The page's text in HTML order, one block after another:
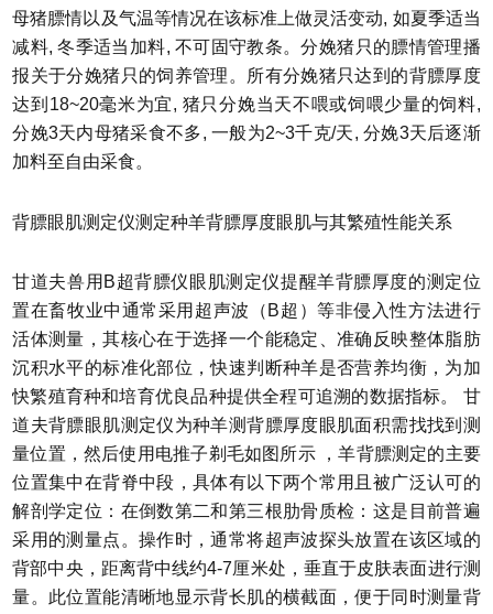
母猪膘情以及气温等情况在该标准上做灵活变动, 如夏季适当
减料, 冬季适当加料, 不可固守教条。分娩猪只的膘情管理播
报关于分娩猪只的饲养管理。所有分娩猪只达到的背膘厚度
达到18~20毫米为宜, 猪只分娩当天不喂或饲喂少量的饲料,
分娩3天内母猪采食不多, 一般为2~3千克/天, 分娩3天后逐渐
加料至自由采食。
背膘眼肌测定仪测定种羊背膘厚度眼肌与其繁殖性能关系
甘道夫兽用B超背膘仪眼肌测定仪提醒羊背膘厚度的测定位
置在畜牧业中通常采用超声波（B超）等非侵入性方法进行
活体测量，其核心在于选择一个能稳定、准确反映整体脂肪
沉积水平的标准化部位，快速判断种羊是否营养均衡，为加
快繁殖育种和培育优良品种提供全程可追溯的数据指标。 甘
道夫背膘眼肌测定仪为种羊测背膘厚度眼肌面积需找找到测
量位置，然后使用电推子剃毛如图所示 ，羊背膘测定的主要
位置集中在背脊中段，具体有以下两个常用且被广泛认可的
解剖学定位：在倒数第二和第三根肋骨质检：这是目前普遍
采用的测量点。操作时，通常将超声波探头放置在该区域的
背部中央，距离背中线约4-7厘米处，垂直于皮肤表面进行测
量。此位置能清晰地显示背长肌的横截面，便于同时测量背